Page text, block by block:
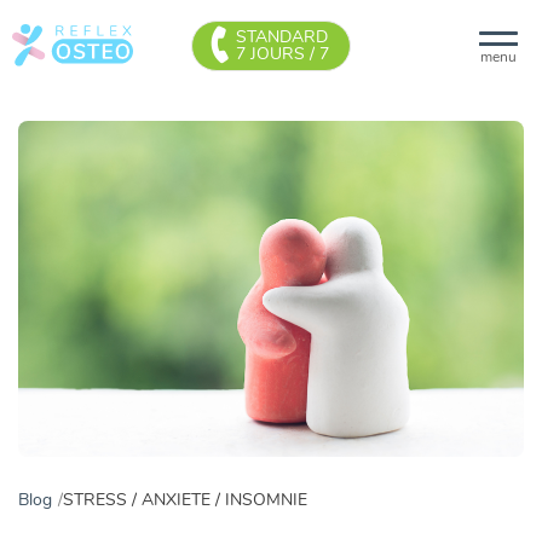
menu
STANDARD
7 JOURS / 7
Blog STRESS / ANXIETE / INSOMNIE